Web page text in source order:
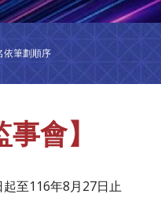
依筆劃順序
會】
至116年8月27日止